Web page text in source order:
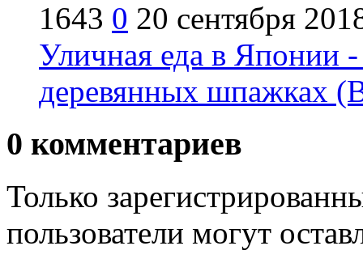
1643 0 20 сентября
Уличная еда в Японии
деревянных шпажках
0 комментариев
Только
пользователи могут